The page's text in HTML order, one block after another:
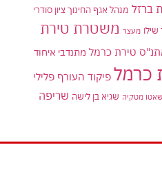
ברזל מנהל אגף החינוך ציון סודרי
מעצר משטרת טירת
טירת כרמל מתנדבי איחוד
כרמל פיקוד העורף פלילי
שאטו מטקיה שגיא בן לישה שריפה